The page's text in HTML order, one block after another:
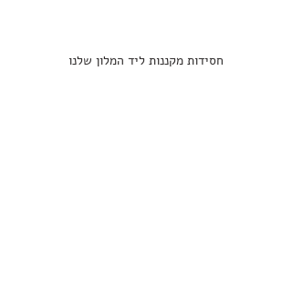
חסידות מקננות ליד המלון שלנו